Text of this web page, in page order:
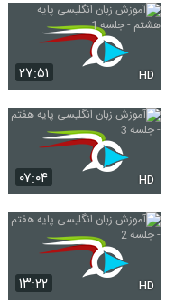
۲۷:۵۱ HD
۰۷:۰۴ HD
۱۳:۲۲ HD